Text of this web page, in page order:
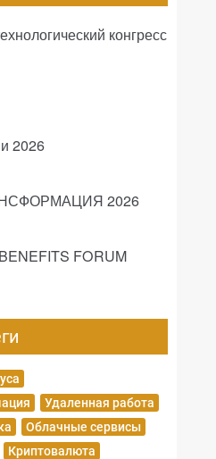
конгресс
2026
2026
FORUM
Удаленная работа
Облачные сервисы
Криптовалюта